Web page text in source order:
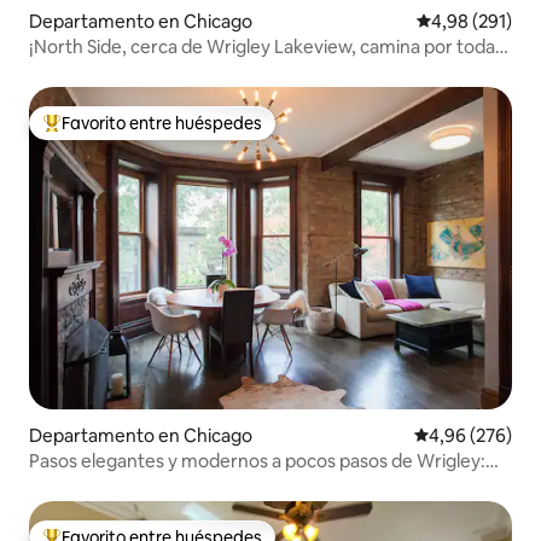
Departamento en Chicago Calificación
4,98 (291)
¡North Side, cerca de Wrigley Lakeview, camina por todas
Favorito entre los huéspedes más destacados
Favorito entre huéspedes
Departamento en Chicago Calificación
4,96 (276)
Pasos elegantes y modernos a pocos pasos de Wrigley: